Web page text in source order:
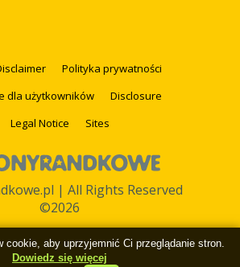
cookie, aby uprzyjemnić Ci przeglądanie stron.
Dowiedz się więcej
Polityka prywatności
dla użytkowników
Disclosure
Legal Notice
Sites
| All Rights Reserved
©2026